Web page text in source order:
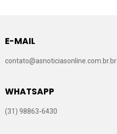
E-MAIL
contato@asnoticiasonline.com.br.br
WHATSAPP
(31) 98863-6430